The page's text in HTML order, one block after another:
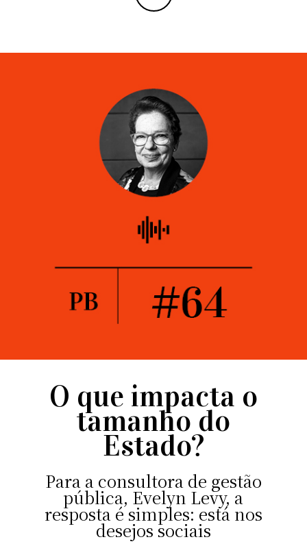
O que impacta o
tamanho do
Estado?
Para a consultora de gestão
pública, Evelyn Levy, a
resposta é simples: está nos
desejos sociais